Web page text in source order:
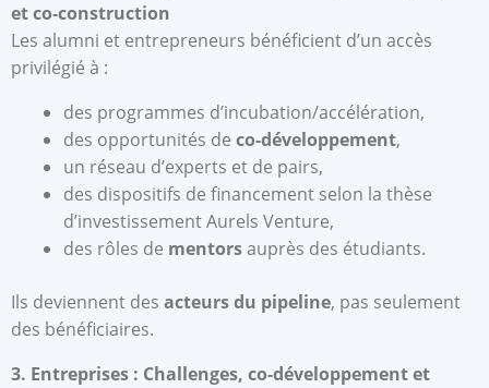
et co‑construction
Les alumni et entrepreneurs bénéficient d’un accès
privilégié à :
des programmes d’incubation/accélération,
des opportunités de co‑développement,
un réseau d’experts et de pairs,
des dispositifs de financement selon la thèse
d’investissement Aurels Venture,
des rôles de mentorsauprès des étudiants.
Ils deviennent des acteurs du pipeline, pas seulement
des bénéficiaires.
3. Entreprises : Challenges, co‑développement et